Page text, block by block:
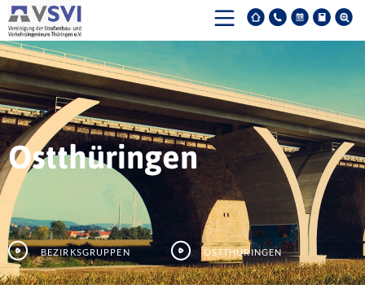
Ostthüringen
Bezirksgruppen Ostthüringen